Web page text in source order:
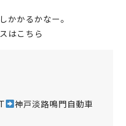
かかるかなー。
はこちら
神戸淡路鳴門自動車